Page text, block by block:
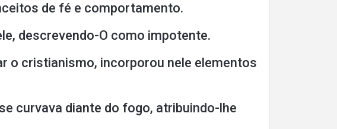
de fé e comportamento.
descrevendo-O como impotente.
o cristianismo, incorporou nele elementos
curvava diante do fogo, atribuindo-lhe